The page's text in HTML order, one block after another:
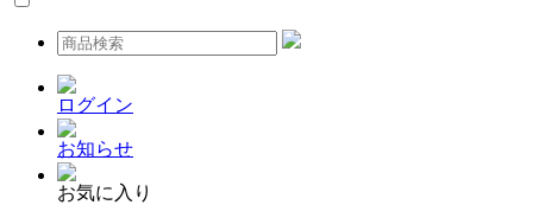
ログイン
お知らせ
お気に入り